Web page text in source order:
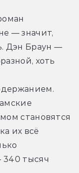
— значит,
Дэн Браун —
хоть
становятся
их всё
340 тысяч